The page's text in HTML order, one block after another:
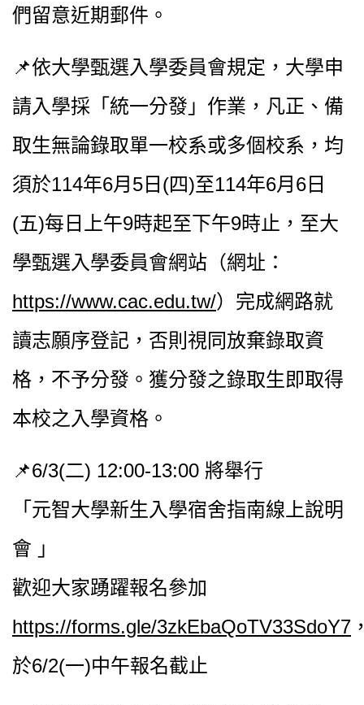
們留意近期郵件。
📌依大學甄選入學委員會規定，大學申
請入學採「統一分發」作業，凡正、備
取生無論錄取單一校系或多個校系，均
須於114年6月5日(四)至114年6月6日
(五)每日上午9時起至下午9時止，至大
學甄選入學委員會網站（網址：
https://www.cac.edu.tw/）完成網路就
讀志願序登記，否則視同放棄錄取資
格，不予分發。獲分發之錄取生即取得
本校之入學資格。
📌6/3(二) 12:00-13:00 將舉行
「元智大學新生入學宿舍指南線上說明
會 」
歡迎大家踴躍報名參加
https://forms.gle/3zkEbaQoTV33SdoY7
於6/2(一)中午報名截止